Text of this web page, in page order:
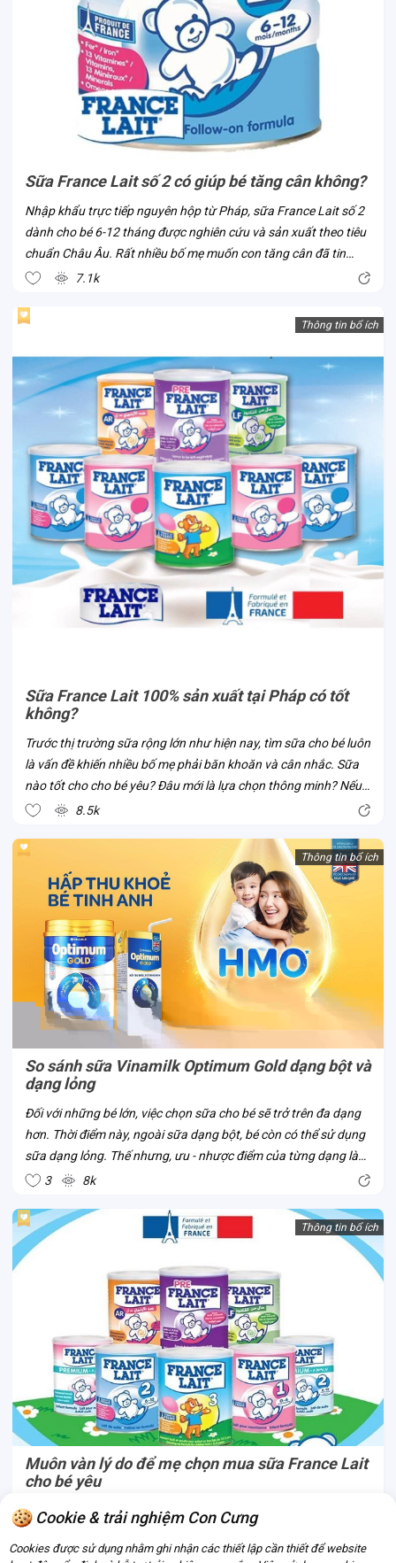
Sữa France Lait số 2 có giúp bé tăng cân không?
Nhập khẩu trực tiếp nguyên hộp từ Pháp, sữa France Lait số 2
dành cho bé 6-12 tháng được nghiên cứu và sản xuất theo tiêu
chuẩn Châu Âu. Rất nhiều bố mẹ muốn con tăng cân đã tin
chọn dòng sữa này ngay khi sản phẩm có mặt tại Việt Nam. Vì
7.1k
Thông tin bổ ích
Sữa France Lait 100% sản xuất tại Pháp có tốt
không?
Trước thị trường sữa rộng lớn như hiện nay, tìm sữa cho bé luôn
là vấn đề khiến nhiều bố mẹ phải băn khoăn và cân nhắc. Sữa
nào tốt cho cho bé yêu? Đâu mới là lựa chọn thông minh? Nếu
bố mẹ đã và đang có cùng thắc mắc này, cùng Con Cưng thử
8.5k
Thông tin bổ ích
So sánh sữa Vinamilk Optimum Gold dạng bột và
dạng lỏng
Đối với những bé lớn, việc chọn sữa cho bé sẽ trở trên đa dạng
hơn. Thời điểm này, ngoài sữa dạng bột, bé còn có thể sử dụng
sữa dạng lỏng. Thế nhưng, ưu - nhược điểm của từng dạng là
gì? Ba mẹ hãy cùng Con Cưng so sánh thông qua dòng sữa
3 8k
Thông tin bổ ích
Muôn vàn lý do để mẹ chọn mua sữa France Lait
cho bé yêu
Là thương hiệu sản xuất sữa cho bé yêu lâu đời từ Pháp, sữa
chinh phục nhiều mẹ trên toàn thế giới. Lý do gì khiến France
Cookie & trải nghiệm Con Cưng
Cookies được sử dụng nhằm ghi nhận các thiết lập cần thiết để website